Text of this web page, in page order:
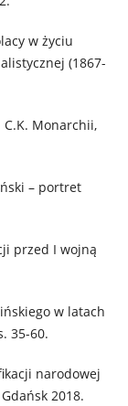
w życiu
(1867-
C.K. Monarchii,
– portret
przed I wojną
w latach
35-60.
narodowej
2018.